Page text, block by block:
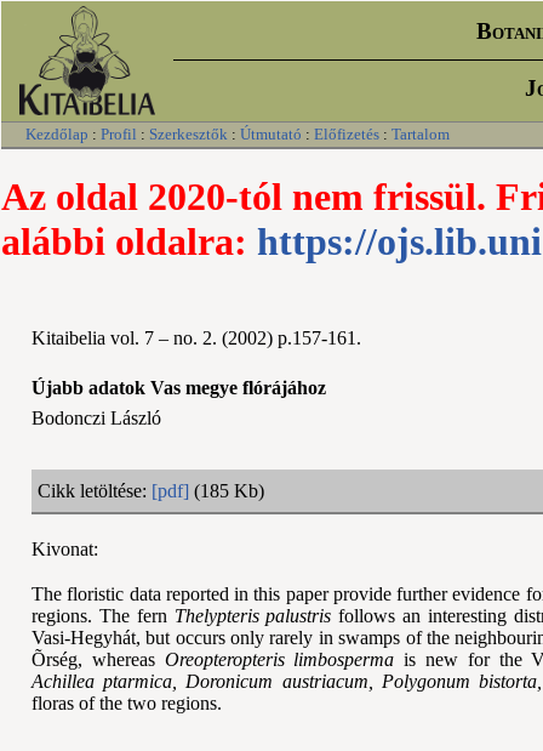
Kezdőlap : Profil : Szerkesztők : Útmutató : Előfizetés : Tartalom
Az oldal 2020-tól nem frissül.
alábbi oldalra: https://
Kitaibelia vol. 7 – no. 2. (2002) p.157-161.
Újabb adatok Vas megye flórájához
Bodonczi László
Cikk letöltése: [pdf] (185 Kb)
Kivonat:
The floristic data reported in this paper provide further evidence
regions. The fern Thelypteris palustrisfollows an interesting
Vasi-Hegyhát, but occurs only rarely in swamps of the
Õrség, whereas Oreopteropteris limbospermais new for the
Achillea ptarmica, Doronicum austriacum, Polygonum
floras of the two regions.